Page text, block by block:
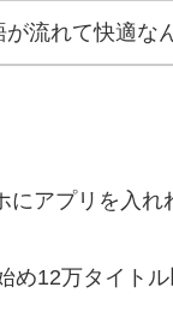
流れて快適な
アプリを入れ
12万タイト